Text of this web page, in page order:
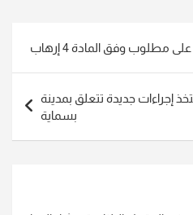
وفق المادة 4 إرهاب
إجراءات جديدة تتعلق بمدينة
بسماية